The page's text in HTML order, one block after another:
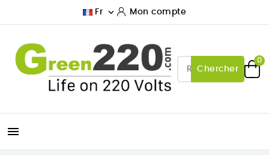
Fr  Mon compte
Chercher
0
